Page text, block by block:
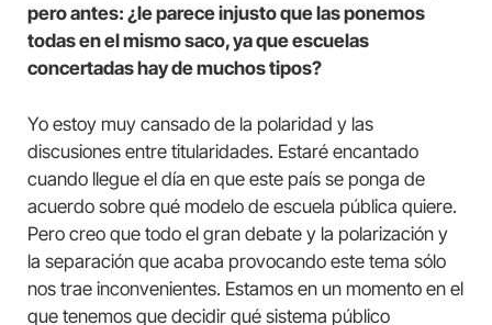
pero antes: ¿le parece injusto que las ponemos
todas en el mismo saco, ya que escuelas
concertadas hay de muchos tipos?
Yo estoy muy cansado de la polaridad y las
discusiones entre titularidades. Estaré encantado
cuando llegue el día en que este país se ponga de
acuerdo sobre qué modelo de escuela pública quiere.
Pero creo que todo el gran debate y la polarización y
la separación que acaba provocando este tema sólo
nos trae inconvenientes. Estamos en un momento en el
que tenemos que decidir qué sistema público